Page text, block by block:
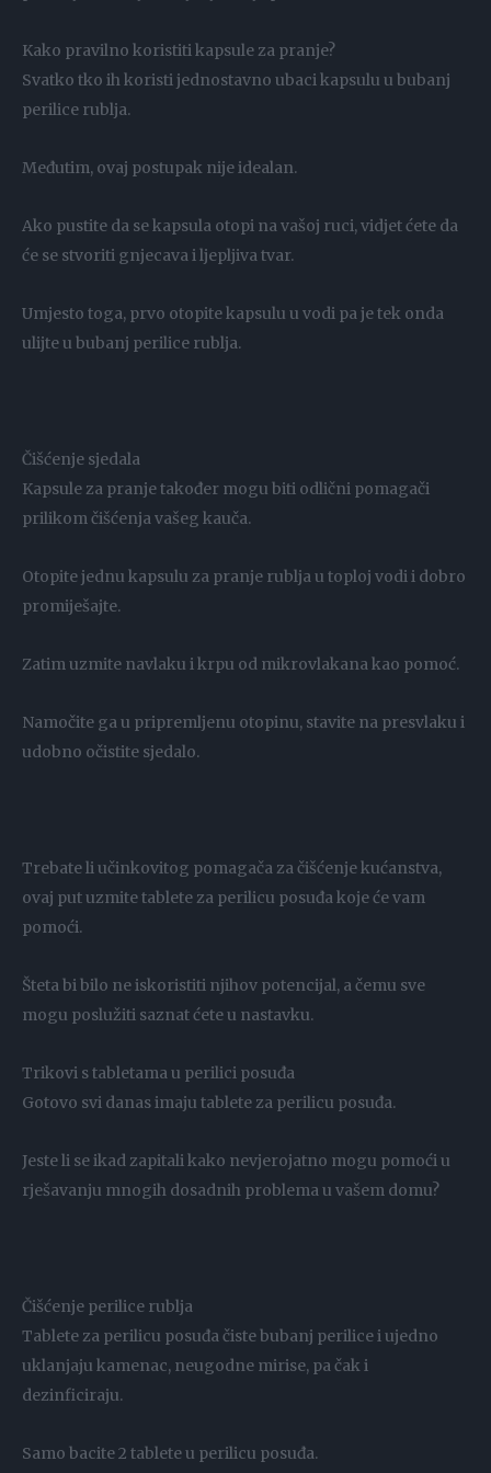
Kako pravilno koristiti kapsule za pranje?
Svatko tko ih koristi jednostavno ubaci kapsulu u bubanj
perilice rublja.
Međutim, ovaj postupak nije idealan.
Ako pustite da se kapsula otopi na vašoj ruci, vidjet ćete da
će se stvoriti gnjecava i ljepljiva tvar.
Umjesto toga, prvo otopite kapsulu u vodi pa je tek onda
ulijte u bubanj perilice rublja.
Čišćenje sjedala
Kapsule za pranje također mogu biti odlični pomagači
prilikom čišćenja vašeg kauča.
Otopite jednu kapsulu za pranje rublja u toploj vodi i dobro
promiješajte.
Zatim uzmite navlaku i krpu od mikrovlakana kao pomoć.
Namočite ga u pripremljenu otopinu, stavite na presvlaku i
udobno očistite sjedalo.
Trebate li učinkovitog pomagača za čišćenje kućanstva,
ovaj put uzmite tablete za perilicu posuđa koje će vam
pomoći.
Šteta bi bilo ne iskoristiti njihov potencijal, a čemu sve
mogu poslužiti saznat ćete u nastavku.
Trikovi s tabletama u perilici posuđa
Gotovo svi danas imaju tablete za perilicu posuđa.
Jeste li se ikad zapitali kako nevjerojatno mogu pomoći u
rješavanju mnogih dosadnih problema u vašem domu?
Čišćenje perilice rublja
Tablete za perilicu posuđa čiste bubanj perilice i ujedno
uklanjaju kamenac, neugodne mirise, pa čak i
dezinficiraju.
Samo bacite 2 tablete u perilicu posuđa.